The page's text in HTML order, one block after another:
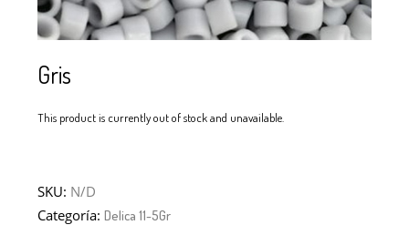
Gris
This product is currently out of stock and unavailable.
SKU: N/D
Categoría:Delica 11-5Gr